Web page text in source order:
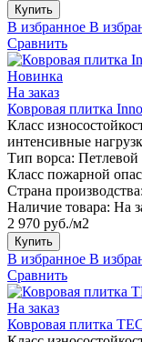
Купить
В избранное В
Сравнить
Новинка
На заказ
Ковровая плитка
Класс
интенсивные
Тип ворса: Петлевой
Класс пожарной
Страна производства:
Наличие товара: На
2 970 руб./м2
Купить
В избранное В
Сравнить
На заказ
Ковровая плитка